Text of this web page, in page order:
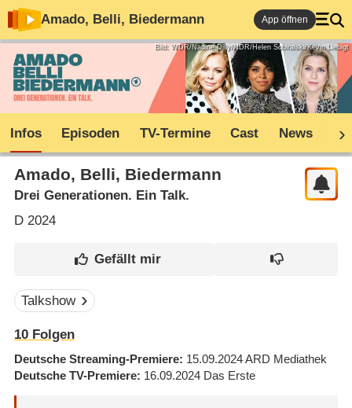
Amado, Belli, Biedermann App öffnen
Bild: WDR/Nadine Dilly/NDR/Helen Sobiralski/Kevin Liebigt
Infos Episoden TV-Termine Cast News
Amado, Belli, Biedermann
Drei Generationen. Ein Talk.
D2024
Talkshow
10Folgen
Deutsche Streaming-Premiere 15.09.2024ARD Mediathek
Deutsche TV-Premiere 16.09.2024 Das Erste